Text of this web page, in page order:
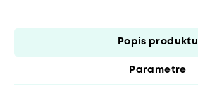
Popis produktu
Parametre